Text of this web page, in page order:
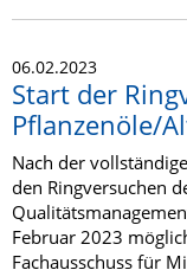
06.02.2023
Start der
Pflanzenöle/
Nach der
den Ringversuchen
Februar 2023
Fachausschuss für